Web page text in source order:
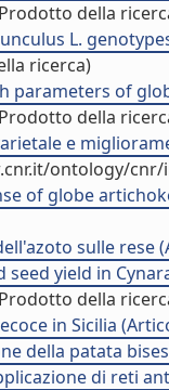
della
L.
ricerca)
parameters of
della
e
ontology/
of globe
sulle rese
seed yield in
della
in Sicilia
della patata
di reti